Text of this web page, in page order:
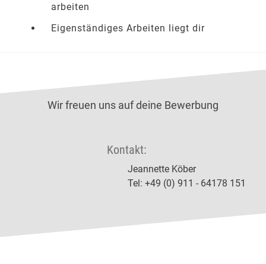
arbeiten
Eigenständiges Arbeiten liegt dir
Wir freuen uns auf deine Bewerbung
Kontakt:
Jeannette Köber
Tel: +49 (0) 911 - 64178 151